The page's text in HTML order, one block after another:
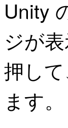
Unity
ジが
押し
ます。